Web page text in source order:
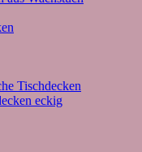
Tischdecken
eckig